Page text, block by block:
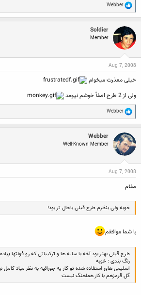
R
e
a
c
i
o
n
:
Webber
Soldier
Member
Aug 7, 2008
خیلی معذرت میخوام
ولی از 2 طرح اصلاً خوشم نیومد
R
e
a
c
t
i
o
n
:
Webber
Webber
Well-Known Member
Aug 7, 2008
سلام
خوبه ولی بنظرم طرح قبلی باحال تر بود!
با شما موافقم
طرح قبلی بهتر بود آخه با سایه ها و ترکیباتی که رو فونتها
رنگ بندی : خوبه
اسلیمی های استفاده شده تو کار یه جورائیه به نظر میاد
گل قرمزهم با کار هماهنگ نیست